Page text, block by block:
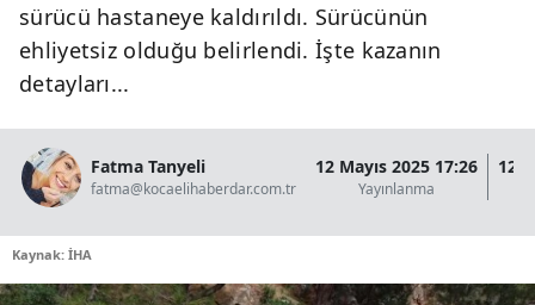
sürücü hastaneye kaldırıldı. Sürücünün
ehliyetsiz olduğu belirlendi. İşte kazanın
detayları...
Fatma Tanyeli
fatma@kocaelihaberdar.com.tr
12 Mayıs 2025 17:26
Yayınlanma
12
Kaynak: İHA